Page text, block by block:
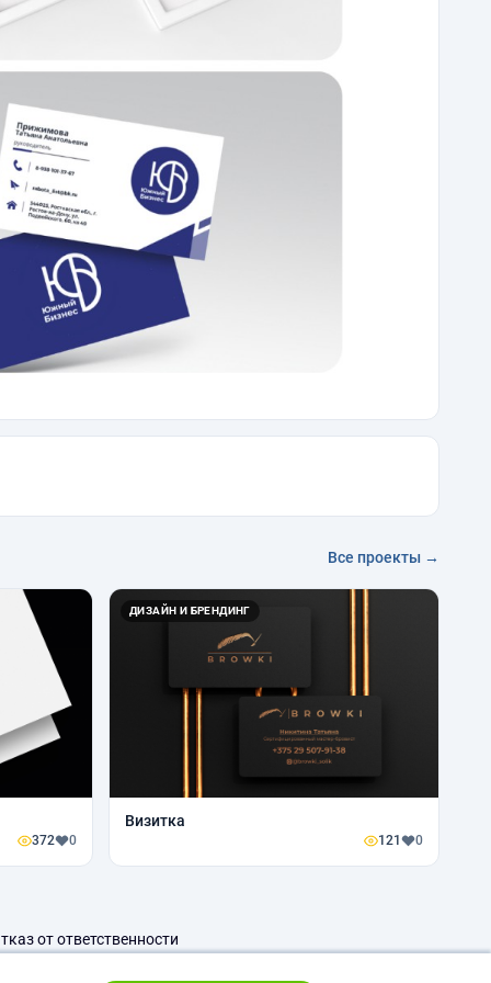
Все проекты →
372 0
ДИЗАЙН И БРЕНДИНГ
Визитка
121 0
от ответственности